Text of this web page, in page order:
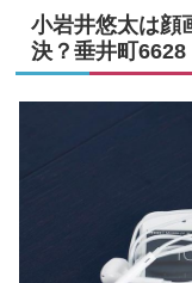
小岩井悠太は顔
決？垂井町6628